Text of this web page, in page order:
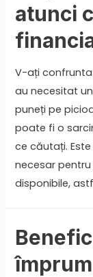
atunci
V-ați
au necesitat
puneți pe
poate fi o
ce căutați.
necesar
disponibile,